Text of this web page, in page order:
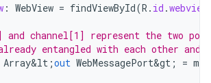
: WebView = findViewById(R . id .webview
and channel[1] represent the two
entangled with each other and
Array&lt ;out WebMessagePort&gt ; =